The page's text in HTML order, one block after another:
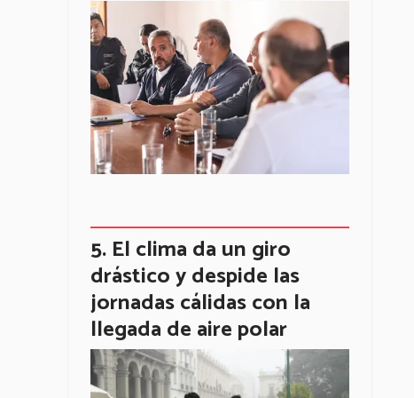
El clima da un giro
drástico y despide las
jornadas cálidas con la
llegada de aire polar